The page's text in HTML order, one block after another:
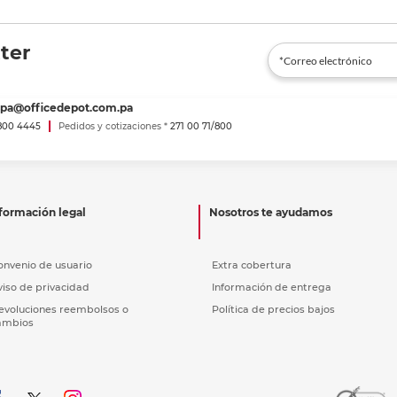
4445 Pedidos y cotizaciones * 271 00 71/800
legal
de usuario
de privacidad
reembolsos o
Nosotros te ayudamos
Extra cobertura
Información de entrega
Política de precios bajos